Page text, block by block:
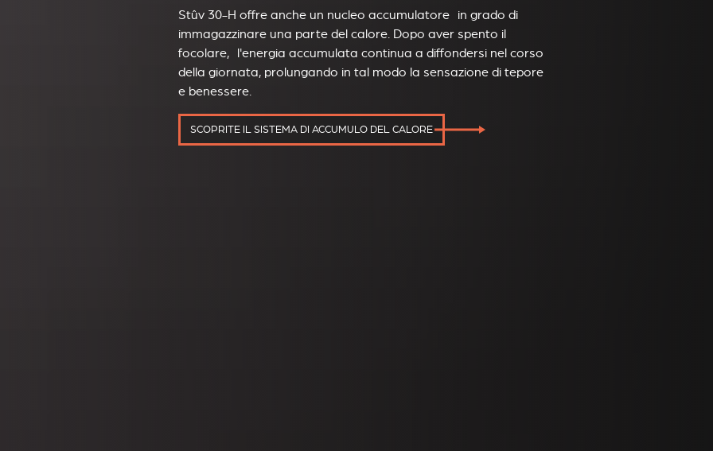
Stûv 30-H offre anche un nucleo accumulatore in grado di
immagazzinare una parte del calore. Dopo aver spento il
focolare, l'energia accumulata continua a diffondersi nel corso
della giornata, prolungando in tal modo la sensazione di tepore
e benessere.
SCOPRITE IL SISTEMA DI ACCUMULO DEL CALORE